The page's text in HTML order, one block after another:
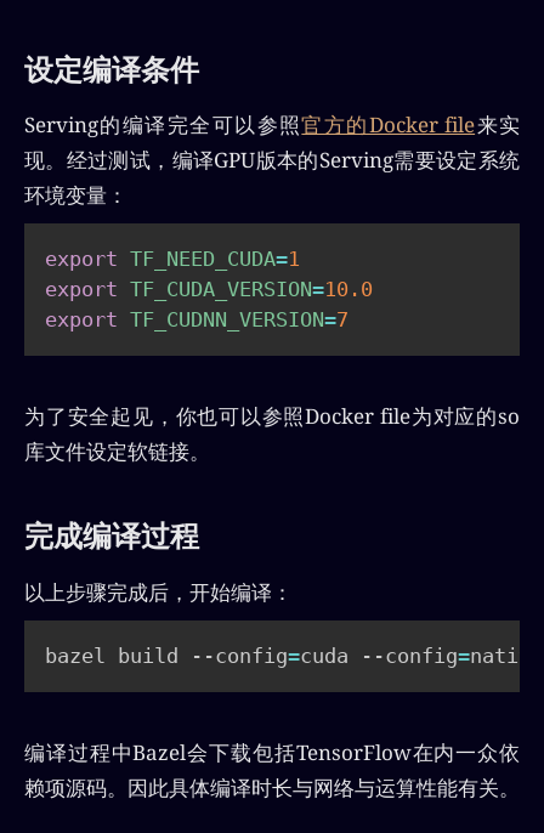
设定编译条件
Serving的编译完全可以参照官方的Docker file来实
现。经过测试，编译GPU版本的Serving需要设定系统
环境变量：
export TF_NEED_CUDA=1
export TF_CUDA_VERSION=10.0
export TF_CUDNN_VERSION=7
为了安全起见，你也可以参照Docker file为对应的so
库文件设定软链接。
完成编译过程
以上步骤完成后，开始编译：
bazel build --config=cuda --config=
编译过程中Bazel会下载包括TensorFlow在内一众依
赖项源码。因此具体编译时长与网络与运算性能有关。